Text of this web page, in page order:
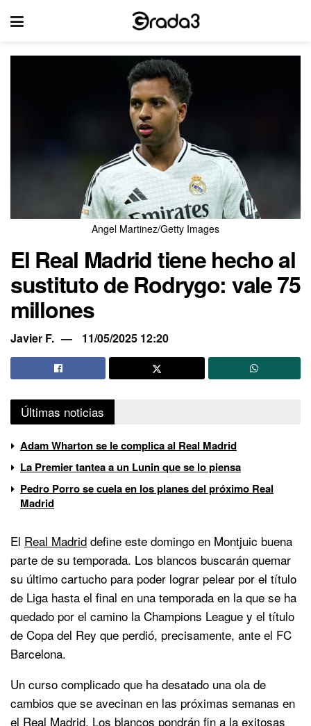
Angel Martinez/Getty Images
El Real Madrid tiene hecho al
sustituto de Rodrygo: vale 75
millones
Javier F. 11/05/2025 12:20
Últimas noticias
Adam Wharton se le complica al Real Madrid
La Premier tantea a un Lunin que se lo piensa
Pedro Porro se cuela en los planes del próximo Real
Madrid
El Real Madrid define este domingo en Montjuic buena
parte de su temporada. Los blancos buscarán quemar
su último cartucho para poder lograr pelear por el título
de Liga hasta el final en una temporada en la que se ha
quedado por el camino la Champions League y el título
de Copa del Rey que perdió, precisamente, ante el FC
Barcelona.
Un curso complicado que ha desatado una ola de
cambios que se avecinan en las próximas semanas en
el Real Madrid. Los blancos pondrán fin a la exitosas